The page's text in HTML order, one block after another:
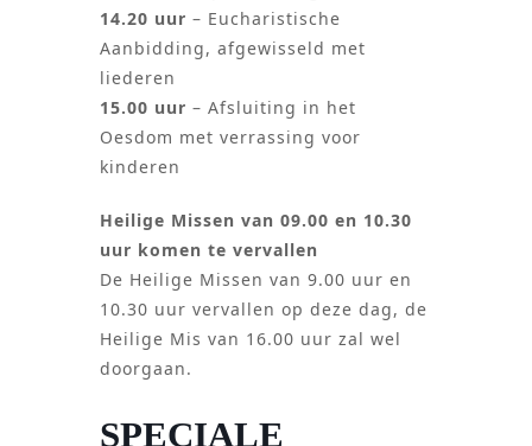
14.20 uur – Eucharistische
Aanbidding, afgewisseld met
liederen
15.00 uur – Afsluiting in het
Oesdom met verrassing voor
kinderen
Heilige Missen van 09.00 en 10.30
uur komen te vervallen
De Heilige Missen van 9.00 uur en
10.30 uur vervallen op deze dag, de
Heilige Mis van 16.00 uur zal wel
doorgaan.
SPECIALE